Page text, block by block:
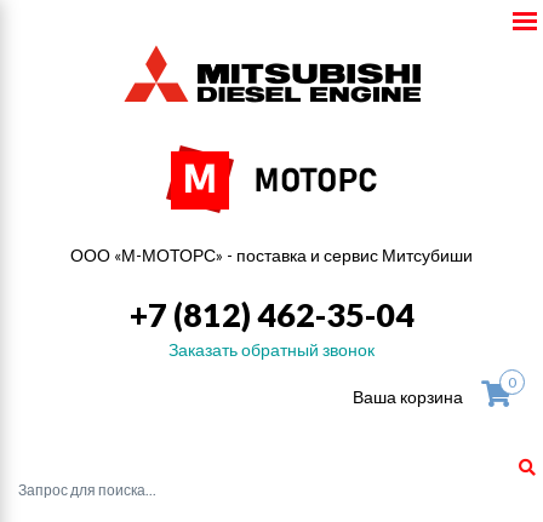
ООО «М-МОТОРС» - поставка и сервис Митсубиши
+7 (812) 462-35-04
Заказать обратный звонок
Ваша корзина
0